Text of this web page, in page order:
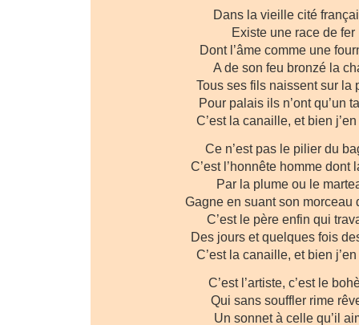
Dans la vieille cité
Existe une race de fer
Dont l’âme comme une
A de son feu bronzé la
Tous ses fils naissent sur la
Pour palais ils n’ont qu’un
C’est la canaille, et bien
Ce n’est pas le pilier du
C’est l’honnête homme dont
Par la plume ou le
Gagne en suant son morceau
C’est le père enfin qui
Des jours et quelques fois
C’est la canaille, et bien
C’est l’artiste, c’est le
Qui sans souffler rime
Un sonnet à celle qu’il